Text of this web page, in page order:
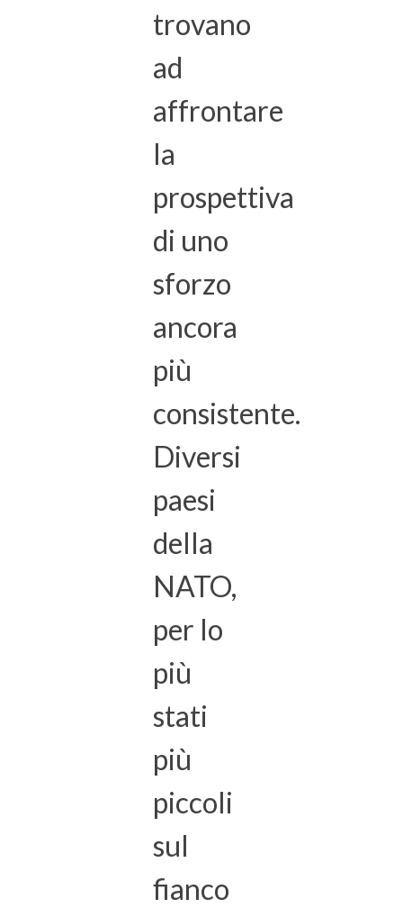
trovano
ad
affrontare
la
prospettiva
di uno
sforzo
ancora
più
consistente.
Diversi
paesi
della
NATO,
per lo
più
stati
più
piccoli
sul
fianco